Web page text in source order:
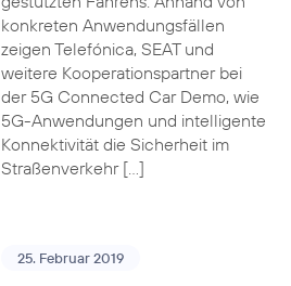
konkreten Anwendungsfällen
zeigen Telefónica, SEAT und
weitere Kooperationspartner bei
der 5G Connected Car Demo, wie
5G-Anwendungen und intelligente
Konnektivität die Sicherheit im
Straßenverkehr […]
25. Februar 2019